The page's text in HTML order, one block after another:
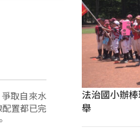
取自來水
置都已完
法治國小辦
舉